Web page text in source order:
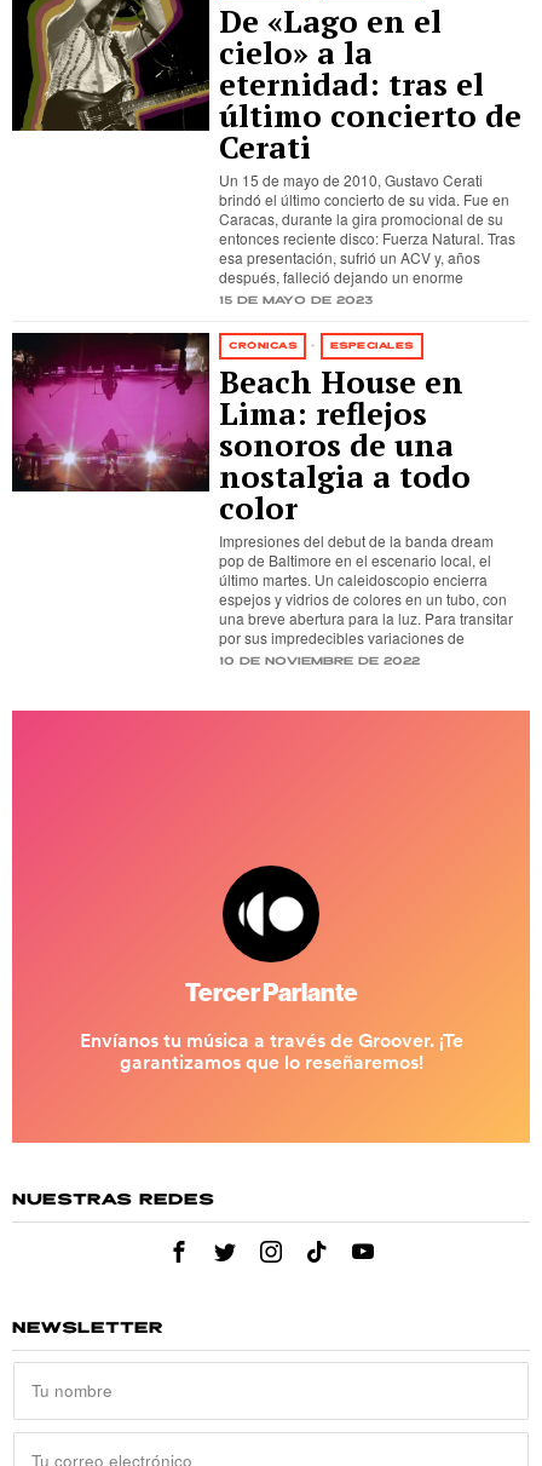
De «Lago en el
cielo» a la
eternidad: tras el
último concierto de
Cerati
Un 15 de mayo de 2010, Gustavo Cerati
brindó el último concierto de su vida. Fue en
Caracas, durante la gira promocional de su
entonces reciente disco: Fuerza Natural. Tras
esa presentación, sufrió un ACV y, años
después, falleció dejando un enorme
15 de mayo de 2023
CRÓNICAS · ESPECIALES
Beach House en
Lima: reflejos
sonoros de una
nostalgia a todo
color
Impresiones del debut de la banda dream
pop de Baltimore en el escenario local, el
último martes. Un caleidoscopio encierra
espejos y vidrios de colores en un tubo, con
una breve abertura para la luz. Para transitar
por sus impredecibles variaciones de
10 de noviembre de 2022
NUESTRAS REDES
NEWSLETTER